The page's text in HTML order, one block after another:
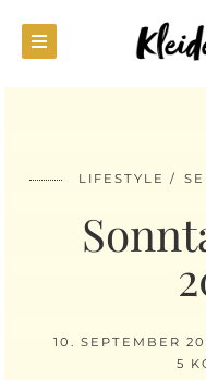
LIFESTYLE
10. SEPTEMBER
5